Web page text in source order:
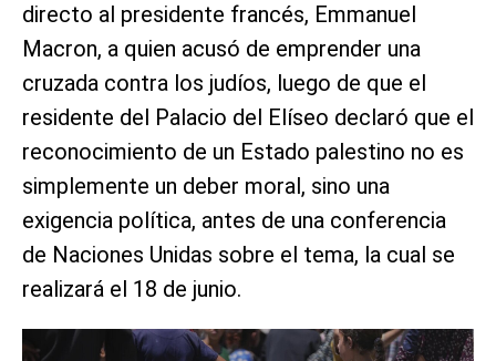
directo al presidente francés, Emmanuel
Macron, a quien acusó de emprender una
cruzada contra los judíos, luego de que el
residente del Palacio del Elíseo declaró que el
reconocimiento de un Estado palestino no es
simplemente un deber moral, sino una
exigencia política, antes de una conferencia
de Naciones Unidas sobre el tema, la cual se
realizará el 18 de junio.